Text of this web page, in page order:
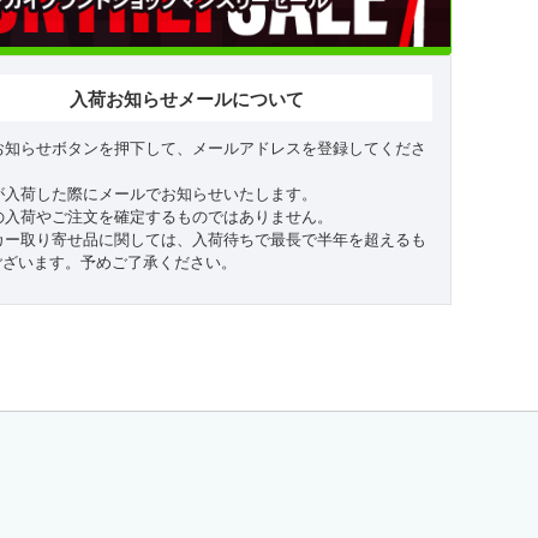
入荷お知らせメールについて
知らせボタンを押下して、メールアドレスを登録してくださ
荷した際にメールでお知らせいたします。
荷やご注文を確定するものではありません。
ー取り寄せ品に関しては、入荷待ちで最長で半年を超えるも
います。予めご了承ください。